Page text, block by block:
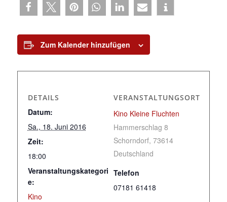
Zum Kalender hinzufügen
DETAILS
Datum:
Sa., 18. Juni 2016
Zeit:
18:00
Veranstaltungskategori
e:
Kino
VERANSTALTUNGSORT
Kino Kleine Fluchten
Hammerschlag 8
Schorndorf, 73614
Deutschland
Telefon
07181 61418